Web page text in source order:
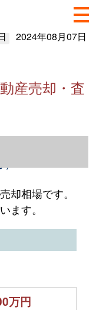
2024年08月07日
産売却・査
却相場です。
ます。
万円